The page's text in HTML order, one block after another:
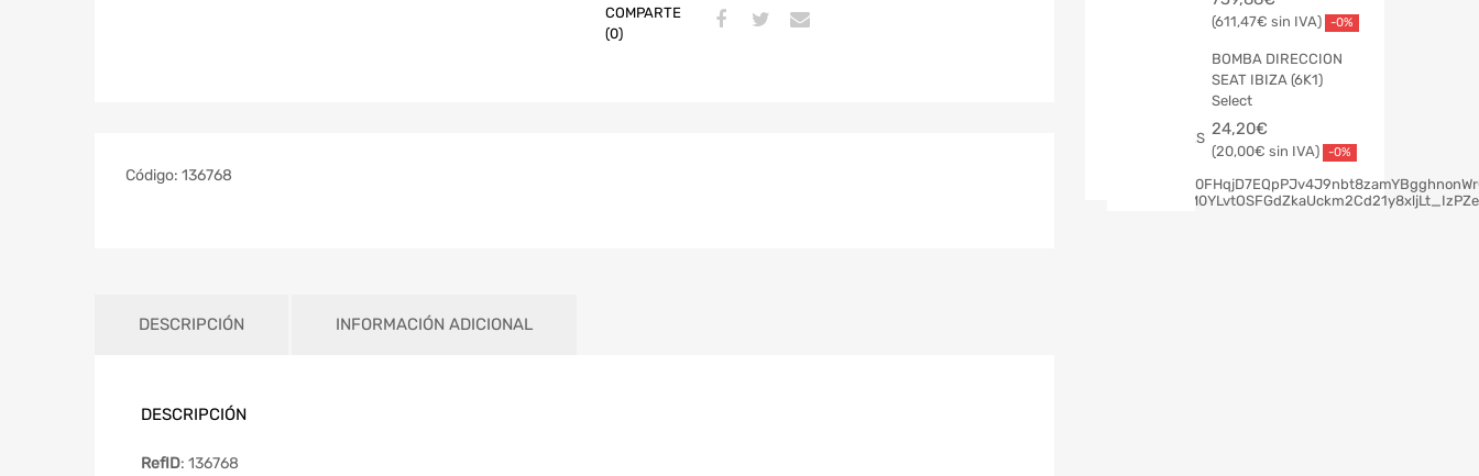
COMPARTE
(0)
Código: 136768
DESCRIPCIÓN INFORMACIÓN ADICIONAL
DESCRIPCIÓN
RefID: 136768
611,47€ -0%
BOMBA DIRECCION
SEAT IBIZA (6K1)
Select
24,20€
20,00€ -0%